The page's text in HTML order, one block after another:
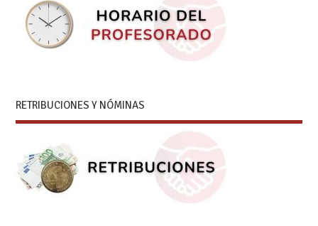
RETRIBUCIONES Y NÓMINAS